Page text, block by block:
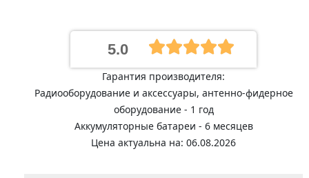
5.0
Гарантия производителя:
Радиооборудование и аксессуары, антенно-фидерное
оборудование - 1 год
Аккумуляторные батареи - 6 месяцев
Цена актуальна на: 06.08.2026